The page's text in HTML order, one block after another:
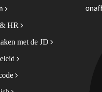
& HR
met de JD